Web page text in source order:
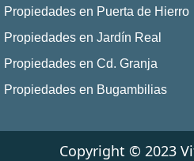
Propiedades en Puerta de Hierro
Propiedades en Jardín Real
Propiedades en Cd. Granja
Propiedades en Bugambilias
Copyright © 2023